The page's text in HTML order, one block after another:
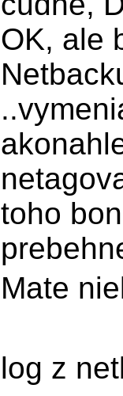
OK, ale
toho
Mate
log z